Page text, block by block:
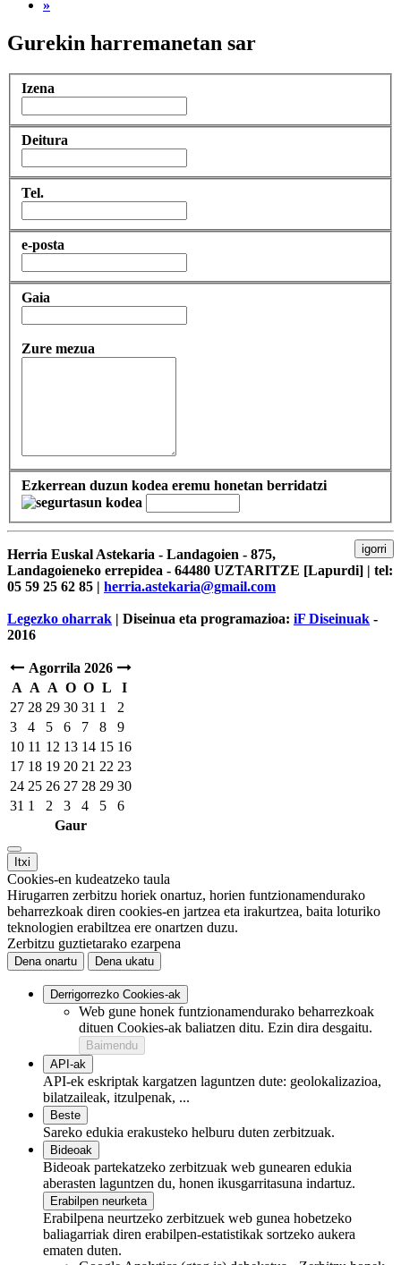
»
Gurekin harremanetan sar
Izena
Deitura
Tel.
e-posta
Gaia
Zure mezua
Ezkerrean duzun kodea eremu honetan berridatzi
igorri
Herria Euskal Astekaria - Landagoien - 875,
Landagoieneko errepidea - 64480 UZTARITZE [Lapurdi] | tel:
05 59 25 62 85 | herria.astekaria@gmail.com
Legezko oharrak | Diseinua eta programazioa: iF Diseinuak -
2016
Agorrila 2026
A A A O O L
I
27 28 29 30 31 1
2
3
4 5 6 7 8
9
10 11 12 13 14 15 16
17 18 19 20 21 22 23
24 25 26 27 28 29 30
31 1 2 3 4 5
6
Gaur
Itxi
Cookies-en kudeatzeko taula
Hirugarren zerbitzu horiek onartuz, horien funtzionamendurako
beharrezkoak diren cookies-en jartzea eta irakurtzea, baita loturiko
teknologien erabiltzea ere onartzen duzu.
Zerbitzu guztietarako ezarpena
Dena onartu Dena ukatu
Derrigorrezko Cookies-ak
Web gune honek funtzionamendurako beharrezkoak
dituen Cookies-ak baliatzen ditu. Ezin dira desgaitu.
Baimendu
API-ak
API-ek eskriptak kargatzen laguntzen dute: geolokalizazioa,
bilatzaileak, itzulpenak, ...
Beste
Sareko edukia erakusteko helburu duten zerbitzuak.
Bideoak
Bideoak partekatzeko zerbitzuak web gunearen edukia
aberasten laguntzen du, honen ikusgarritasuna indartuz.
Erabilpen neurketa
Erabilpena neurtzeko zerbitzuek web gunea hobetzeko
baliagarriak diren erabilpen-estatistikak sortzeko aukera
ematen duten.